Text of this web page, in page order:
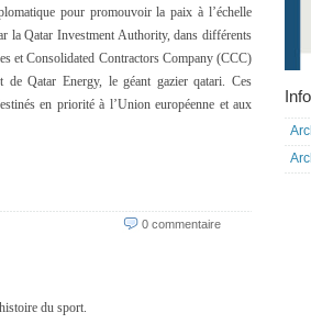
pour promouvoir la paix à l’échelle
la Qatar Investment Authority, dans différents
et Consolidated Contractors Company (CCC)
Qatar Energy, le géant gazier qatari. Ces
en priorité à l’Union européenne et aux
0 commentaire
du sport.